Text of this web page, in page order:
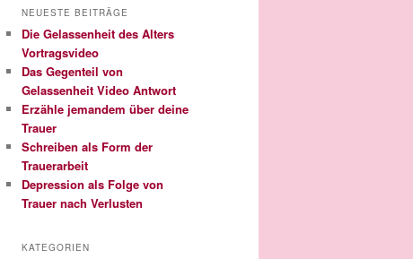
NEUESTE BEITRÄGE
Die Gelassenheit des Alters
Vortragsvideo
Das Gegenteil von
Gelassenheit Video Antwort
Erzähle jemandem über deine
Trauer
Schreiben als Form der
Trauerarbeit
Depression als Folge von
Trauer nach Verlusten
KATEGORIEN